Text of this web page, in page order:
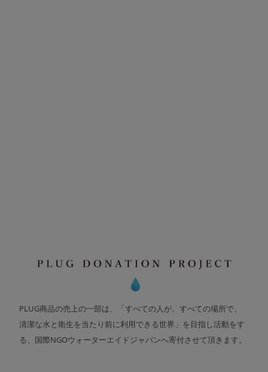
PLUG商品の売上の一部は、「すべての人が、すべての場所で、
清潔な水と衛生を当たり前に利用できる世界」を目指し活動をす
る、国際NGOウォーターエイドジャパンへ寄付させて頂きます。